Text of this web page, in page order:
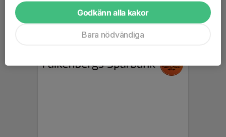
Godkänn alla kakor
Bara nödvändiga